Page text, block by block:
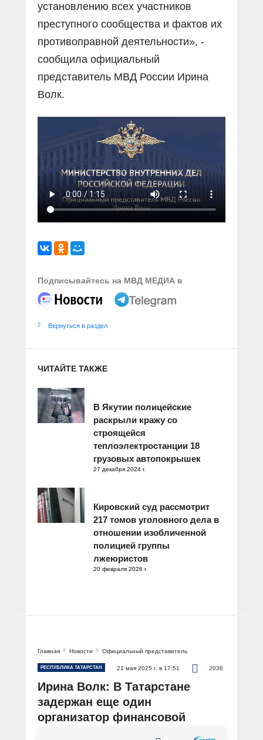
установлению всех участников
преступного сообщества и фактов их
противоправной деятельности», -
сообщила официальный
представитель МВД России Ирина
Волк.
Подписывайтесь на МВД МЕДИА в
Вернуться в раздел
ЧИТАЙТЕ ТАКЖЕ
В Якутии полицейские
раскрыли кражу со
строящейся
теплоэлектростанции 18
грузовых автопокрышек
27 декабря 2024 г.
Кировский суд рассмотрит
217 томов уголовного дела в
отношении изобличенной
полицией группы
лжеюристов
20 февраля 2026 г.
Главная Новости Официальный представитель
РЕСПУБЛИКА ТАТАРСТАН 21 мая 2025 г. в 17:51 2036
Ирина Волк: В Татарстане
задержан еще один
организатор финансовой